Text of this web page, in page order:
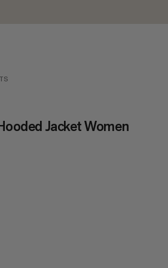
Jacket Women